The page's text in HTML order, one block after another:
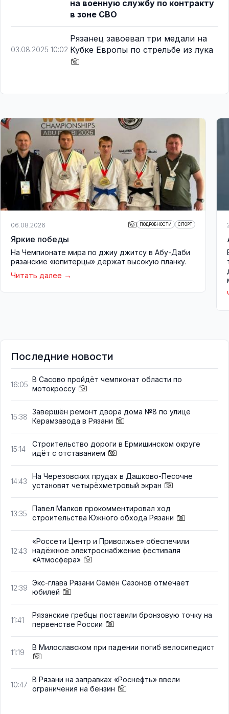
на военную службу по контракту
в зоне СВО
03.08.2025 10:02
Рязанец завоевал три медали на
Кубке Европы по стрельбе из лука
06.08.2026 ПОДРОБНОСТИ СПОРТ
Яркие победы
На Чемпионате мира по джиу джитсу в Абу-Даби
рязанские «юпитерцы» держат высокую планку.
Читать далее
Последние новости
16:05
В Сасово пройдёт чемпионат области по
мотокроссу
15:38
Завершён ремонт двора дома №8 по улице
Керамзавода в Рязани
15:14
Строительство дороги в Ермишинском округе
идёт с отставанием
14:43
На Черезовских прудах в Дашково-Песочне
установят четырёхметровый экран
13:35
Павел Малков прокомментировал ход
строительства Южного обхода Рязани
12:43
«Россети Центр и Приволжье» обеспечили
надёжное электроснабжение фестиваля
«Атмосфера»
12:39
Экс-глава Рязани Семён Сазонов отмечает
юбилей
11:41
Рязанские гребцы поставили бронзовую точку на
первенстве России
11:19
В Милославском при падении погиб велосипедист
10:47
В Рязани на заправках «Роснефть» ввели
ограничения на бензин